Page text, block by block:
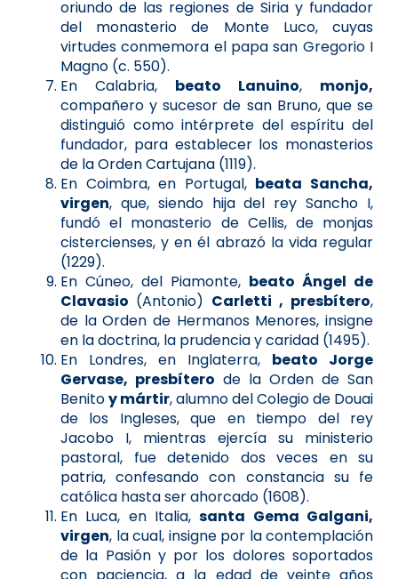
oriundo de las regiones de Siria y fundador
del monasterio de Monte Luco, cuyas
virtudes conmemora el papa san Gregorio I
Magno (c. 550).
En Calabria, beato Lanuino, monjo,
compañero y sucesor de san Bruno, que se
distinguió como intérprete del espíritu del
fundador, para establecer los monasterios
de la Orden Cartujana (1119).
En Coimbra, en Portugal, beata Sancha,
virgen, que, siendo hija del rey Sancho I,
fundó el monasterio de Cellis, de monjas
cistercienses, y en él abrazó la vida regular
(1229).
En Cúneo, del Piamonte, beato Ángel de
Clavasio (Antonio) Carletti , presbítero,
de la Orden de Hermanos Menores, insigne
en la doctrina, la prudencia y caridad (1495).
En Londres, en Inglaterra, beato Jorge
Gervase, presbítero de la Orden de San
Benitoy mártir, alumno del Colegio de Douai
de los Ingleses, que en tiempo del rey
Jacobo I, mientras ejercía su ministerio
pastoral, fue detenido dos veces en su
patria, confesando con constancia su fe
católica hasta ser ahorcado (1608).
En Luca, en Italia,santa Gema Galgani,
virgen, la cual, insigne por la contemplación
de la Pasión y por los dolores soportados
con paciencia, a la edad de veinte años